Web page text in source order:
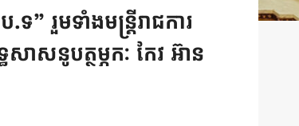
រួមទាំងមន្រ្តីរាជការ
សនូបត្ថម្ភកៈ កែវ អ៊ាន